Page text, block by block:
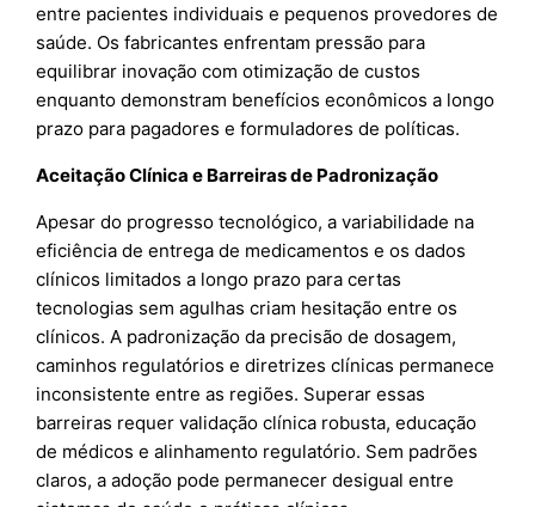
entre pacientes individuais e pequenos provedores de
saúde. Os fabricantes enfrentam pressão para
equilibrar inovação com otimização de custos
enquanto demonstram benefícios econômicos a longo
prazo para pagadores e formuladores de políticas.
Aceitação Clínica e Barreiras de Padronização
Apesar do progresso tecnológico, a variabilidade na
eficiência de entrega de medicamentos e os dados
clínicos limitados a longo prazo para certas
tecnologias sem agulhas criam hesitação entre os
clínicos. A padronização da precisão de dosagem,
caminhos regulatórios e diretrizes clínicas permanece
inconsistente entre as regiões. Superar essas
barreiras requer validação clínica robusta, educação
de médicos e alinhamento regulatório. Sem padrões
claros, a adoção pode permanecer desigual entre